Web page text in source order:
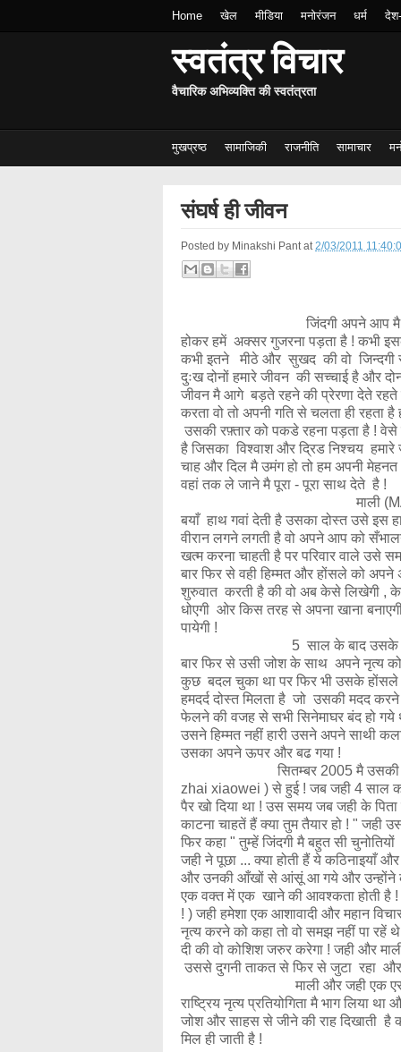
Home खेल मीडिया मनोरंजन धर्म
स्वतंत्र विचार
वैचारिक अभिव्यक्ति की स्वतंत्रता
मुखप्रष्ठ सामाजिकी राजनीति सामाचार
संघर्ष ही जीवन
Posted by Minakshi Pant at2/03/2011
जिंदगी अपने आप मै
होकर हमें अक्सर गुजरना पड़ता है ! कभी
कभी इतने मीठे और सुखद की वो जिन्दगी
दुःख दोनों हमारे जीवन की सच्चाई है और
जीवन मै आगे बड़ते रहने की प्रेरणा देते रहते
करता वो तो अपनी गति से चलता ही
उसकी रफ़्तार को पकडे रहना पड़ता है !
है जिसका विश्वाश और द्रिड निश्चय
चाह और दिल मै उमंग हो तो हम अपनी
वहां तक ले जाने मै पूरा - पूरा साथ देते है !
माली (MALI) एक 19
बयाँ हाथ गवां देती है उसका दोस्त उसे इस
वीरान लगने लगती है वो अपने आप को
खत्म करना चाहती है पर परिवार वाले उसे
बार फिर से वही हिम्मत और होंसले को
शुरुवात करती है की वो अब केसे लिखेगी ,
धोएगी ओर किस तरह से अपना खाना
पायेगी !
5 साल के बाद उसके अन्दर फिर
बार फिर से उसी जोश के साथ अपने नृत्य
कुछ बदल चुका था पर फिर भी उसके होंसले
हमदर्द दोस्त मिलता है जो उसकी मदद
फेलने की वजह से सभी सिनेमाघर बंद हो
उसने हिम्मत नहीं हारी उसने अपने साथी
उसका अपने ऊपर और बढ
सितम्बर 2005 मै उसकी मुलाकात
zhai xiaowei ) से हुई ! जब जही 4 साल
पैर खो दिया था ! उस समय जब जही के
काटना चाहतें हैं क्या तुम तैयार हो ! " जही
फिर कहा " तुम्हें जिंदगी मै बहुत सी
जही ने पूछा ... क्या होती हैं ये कठिनाइयाँ
और उनकी आँखों से आंसूं आ गये और उन्होंने कहा
एक वक्त में एक खाने की आवश्कता होती
! ) जही हमेशा एक आशावादी और महान
नृत्य करने को कहा तो वो समझ नहीं पा
दी की वो कोशिश जरुर करेगा ! जही और
उससे दुगनी ताकत से फिर से जुटा रहा
माली और जही एक एसी पहली
राष्ट्रिय नृत्य प्रतियोगिता मै भाग लिया
जोश और साहस से जीने की राह दिखाती है
मिल ही जाती है !